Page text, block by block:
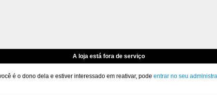
A loja está fora de serviço
é o dono dela e estiver interessado em reativar, pode entrar no seu